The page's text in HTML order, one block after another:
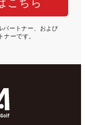
こちら
パートナー、および
ナーです。